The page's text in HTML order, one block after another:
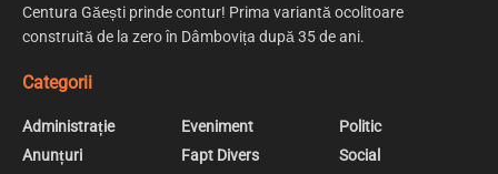
Centura Găești prinde contur! Prima variantă ocolitoare
construită de la zero în Dâmbovița după 35 de ani.
Categorii
Administrație
Anunțuri
Eveniment
Fapt Divers
Politic
Social